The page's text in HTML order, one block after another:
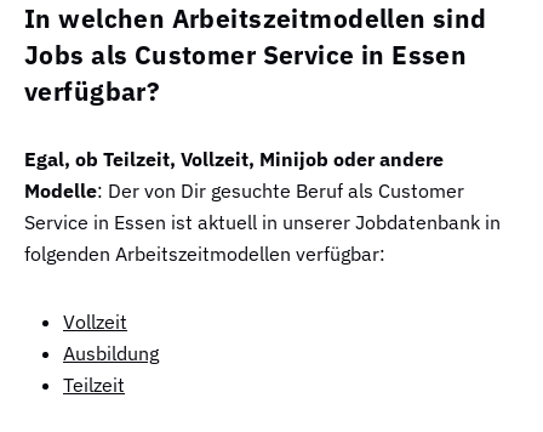
In welchen Arbeitszeitmodellen sind
Jobs als Customer Service in Essen
verfügbar?
Egal, ob Teilzeit, Vollzeit, Minijob oder andere
Modelle: Der von Dir gesuchte Beruf als Customer
Service in Essen ist aktuell in unserer Jobdatenbank in
folgenden Arbeitszeitmodellen verfügbar:
Vollzeit
Ausbildung
Teilzeit